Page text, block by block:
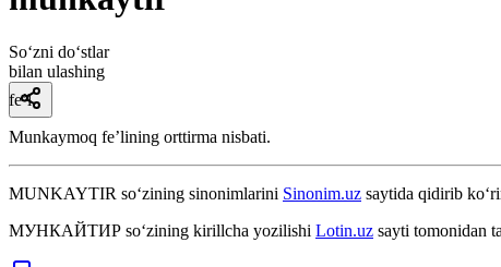
So‘zni do‘stlar
bilan ulashing
fe’l
Munkaymoq feʼlining orttirma nisbati.
MUNKAYTIR so‘zining sinonimlarini Sinonim.uz saytida qidirib
МУНКАЙТИР so‘zining kirillcha yozilishi Lotin.uz sayti tomonidan